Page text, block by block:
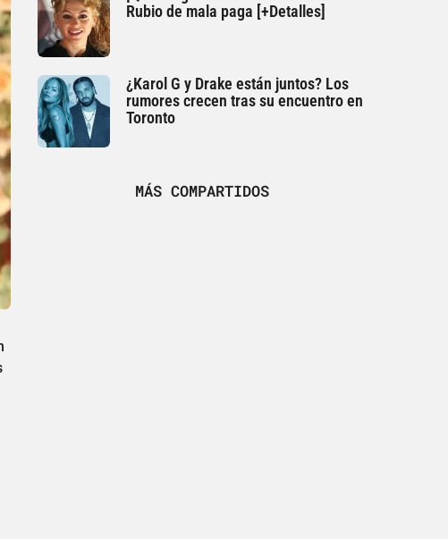
Rubio de mala paga [+Detalles]
¿Karol G y Drake están juntos? Los
rumores crecen tras su encuentro en
Toronto
MÁS COMPARTIDOS